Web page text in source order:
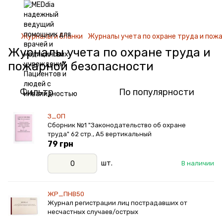
Журналы и бланки Журналы учета по охране труда и
Журналы учета по охране труда и
пожарной безопасности
Фильтр По популярности
З_ОП
Сборник №1 "Законодательство об охране
труда" 62 стр., А5 вертикальный
В наличии
79 грн
шт.
ЖР_ПНВ50
Журнал регистрации лиц пострадавших от
несчастных случаев/острых